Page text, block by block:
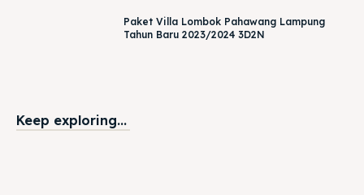
Paket Villa Lombok Pahawang Lampung
Tahun Baru 2023/2024 3D2N
Keep exploring...